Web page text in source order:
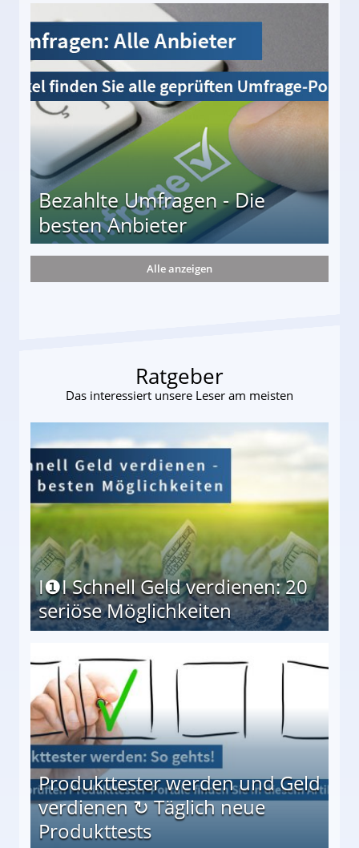
und wie viel?
Bezahlte Umfragen - Die
besten Anbieter
Alle anzeigen
Ratgeber
Das interessiert unsere Leser am meisten
I❶I Schnell Geld verdienen: 20
seriöse Möglichkeiten
Produkttester werden und Geld
verdienen ↻ Täglich neue
Produkttests